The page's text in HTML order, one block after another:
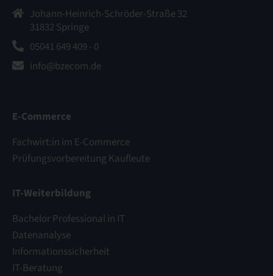
Johann-Heinrich-Schröder-Straße 32
31832 Springe
05041 649 409 - 0
info@bzecom.de
E-Commerce
Fachwirt:in im E-Commerce
Prüfungsvorbereitung Kaufleute
IT-Weiterbildung
Bachelor Professional in IT
Datenanalyse
Informationssicherheit
IT-Beratung